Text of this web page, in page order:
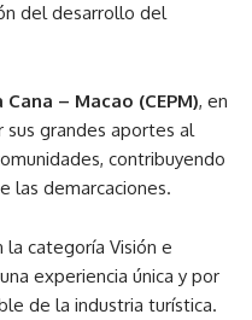
del desarrollo del
– Macao (CEPM), en
sus grandes aportes al
contribuyendo
las demarcaciones.
la categoría Visión e
experiencia única y por
de la industria turística.